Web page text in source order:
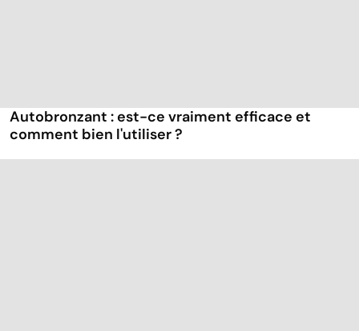
Autobronzant : est-ce vraiment efficace et
comment bien l'utiliser ?